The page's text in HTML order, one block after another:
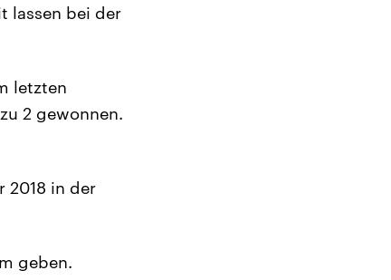
lassen bei der
letzten
2 gewonnen.
2018 in der
geben.